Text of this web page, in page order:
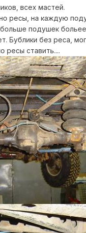
всех мастей.
ресы, на каждую
подушек
Бублики без реса,
ресы ставить....